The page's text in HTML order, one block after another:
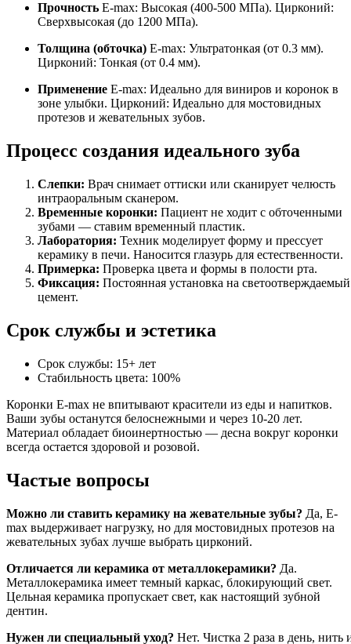
Прочность E-max: Высокая (400-500 МПа). Цирконий:
Сверхвысокая (до 1200 МПа).
Толщина (обточка) E-max: Ультратонкая (от 0.3 мм).
Цирконий: Тонкая (от 0.4 мм).
Применение E-max: Идеально для виниров и коронок в
зоне улыбки. Цирконий: Идеально для мостовидных
протезов и жевательных зубов.
Процесс создания идеального зуба
Слепки: Врач снимает оттиски или сканирует челюсть
интраоральным сканером.
Временные коронки: Пациент не ходит с обточенными
зубами — ставим временный пластик.
Лаборатория: Техник моделирует форму и прессует
керамику в печи. Наносится глазурь для естественности.
Примерка: Проверка цвета и формы в полости рта.
Фиксация: Постоянная установка на светоотверждаемый
цемент.
Срок службы и эстетика
Срок службы: 15+ лет
Стабильность цвета: 100%
Коронки E-max не впитывают красители из еды и напитков.
Ваши зубы останутся белоснежными и через 10-20 лет.
Материал обладает биоинертностью — десна вокруг коронки
всегда остается здоровой и розовой.
Частые вопросы
Можно ли ставить керамику на жевательные зубы? Да, E-
max выдерживает нагрузку, но для мостовидных протезов на
жевательных зубах лучше выбрать цирконий.
Отличается ли керамика от металлокерамики? Да.
Металлокерамика имеет темный каркас, блокирующий свет.
Цельная керамика пропускает свет, как настоящий зубной
дентин.
Нужен ли специальный уход? Нет. Чистка 2 раза в день, нить